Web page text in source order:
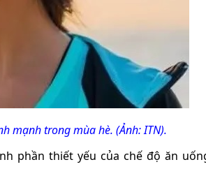
mạnh trong mùa hè. (Ảnh: ITN).
phần thiết yếu của chế độ ăn